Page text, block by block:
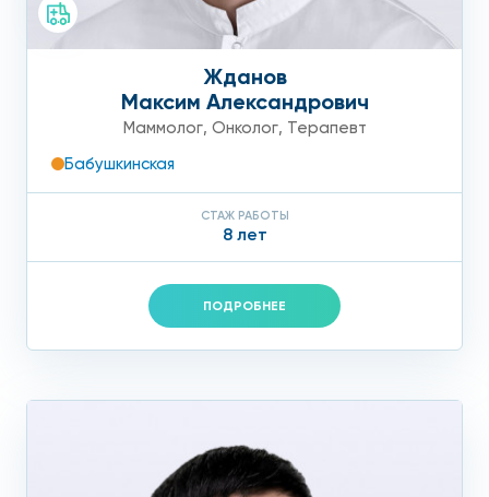
Жданов
Максим Александрович
Маммолог, Онколог, Терапевт
Бабушкинская
СТАЖ РАБОТЫ
8 лет
ПОДРОБНЕЕ